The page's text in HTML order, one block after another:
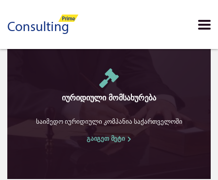
იურიდიული მომსახურება
საიმედო იურიდიული კომპანია საქართველოში
გაიგეთ მეტი